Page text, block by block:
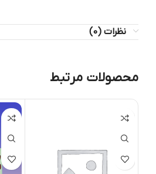
نظرات (0)
محصولات مرتبط